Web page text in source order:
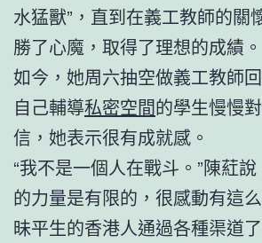
水猛獸”，直到在義工教師的關
勝了心魔，取得了理想的成績。
如今，她周六抽空做義工教師
自己輔導私密空間的學生慢慢
信，她表示很有成就感。
“我不是一個人在戰斗。”陳葒
的力量是有限的，很感動有這
昧平生的香港人通過各種渠道